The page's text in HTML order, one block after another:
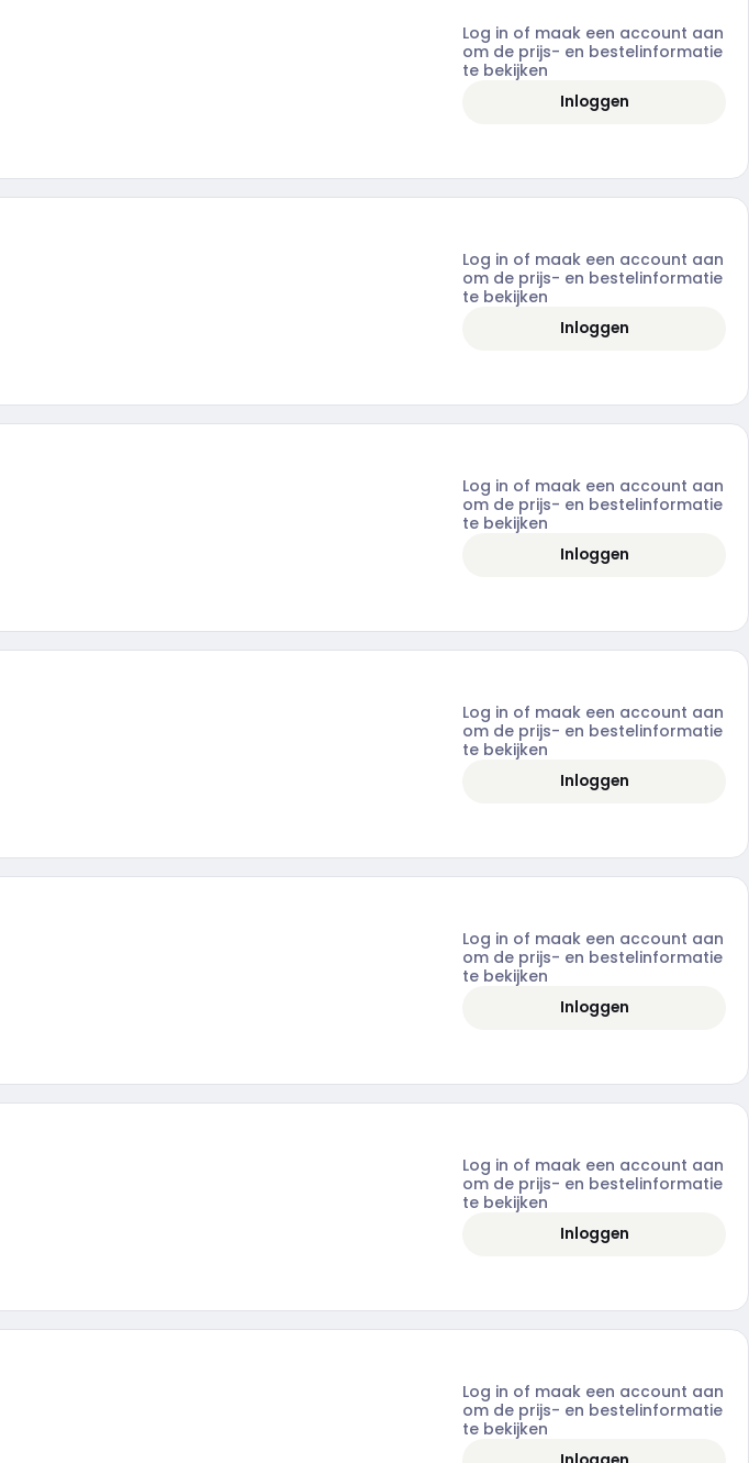
Log in of maak een account aan
om de prijs- en bestelinformatie
te bekijken
Inloggen
Log in of maak een account aan
om de prijs- en bestelinformatie
te bekijken
Inloggen
Log in of maak een account aan
om de prijs- en bestelinformatie
te bekijken
Inloggen
Log in of maak een account aan
om de prijs- en bestelinformatie
te bekijken
Inloggen
Log in of maak een account aan
om de prijs- en bestelinformatie
te bekijken
Inloggen
Log in of maak een account aan
om de prijs- en bestelinformatie
te bekijken
Inloggen
Log in of maak een account aan
om de prijs- en bestelinformatie
te bekijken